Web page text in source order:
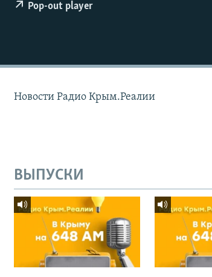
Pop-out player
Новости Радио Крым.Реалии
ВЫПУСКИ